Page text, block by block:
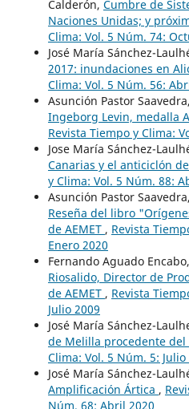
Calderón, Cumbre de
Naciones Unidas; y
Clima: Vol. 5 Núm. 74:
José María Sánchez-
2017: inundaciones en
Clima: Vol. 5 Núm. 56:
Asunción Pastor
Ingeborg Levin, medalla
Revista Tiempo y Clima:
Jose María Sánchez-
Canarias y el anticiclón
y Clima: Vol. 5 Núm. 88:
Asunción Pastor
Reseña del libro
de AEMET , Revista
Enero 2020
Fernando Aguado Encabo,
Riosalido, Director de
de AEMET , Revista
Julio 2009
José María Sánchez-
de Melilla procedente del
Clima: Vol. 5 Núm. 5: Julio
José María Sánchez-
Amplificación Ártica ,
Núm. 68: Abril 2020